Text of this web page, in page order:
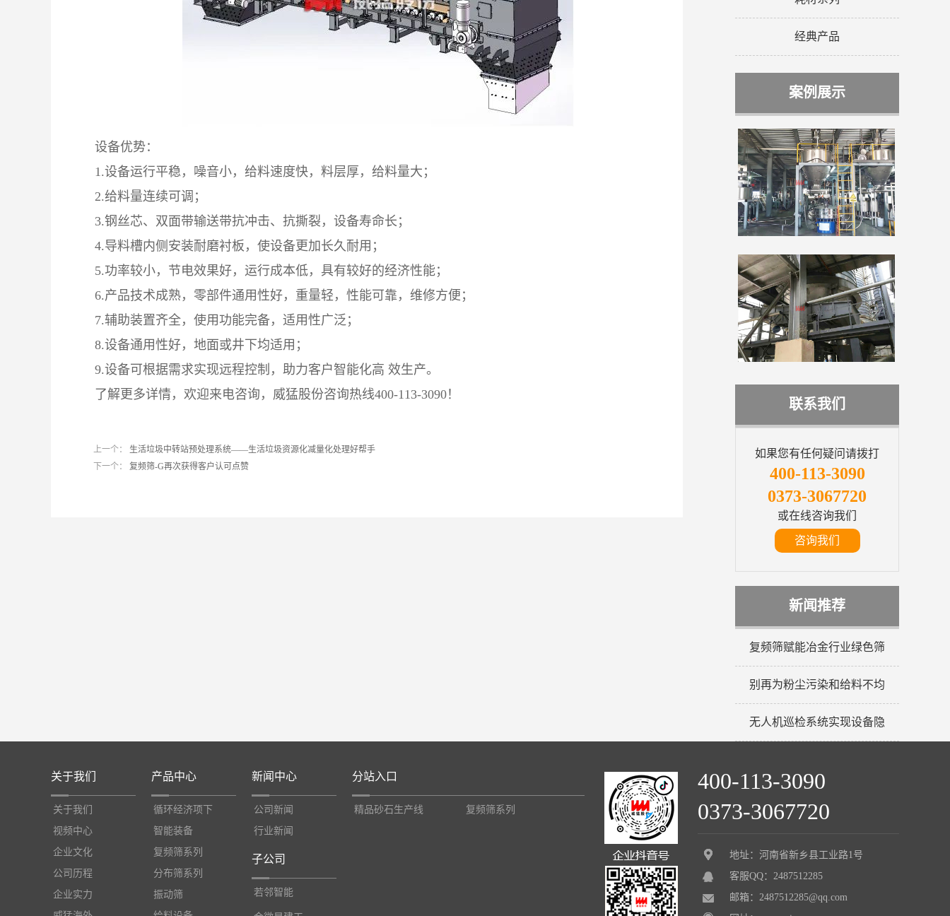
设备优势：
1.设备运行平稳，噪音小，给料速度快，料层厚，给料量大；
2.给料量连续可调；
3.钢丝芯、双面带输送带抗冲击、抗撕裂，设备寿命长；
4.导料槽内侧安装耐磨衬板，使设备更加长久耐用；
5.功率较小，节电效果好，运行成本低，具有较好的经济性能；
6.产品技术成熟，零部件通用性好，重量轻，性能可靠，维修方便；
7.辅助装置齐全，使用功能完备，适用性广泛；
8.设备通用性好，地面或井下均适用；
9.设备可根据需求实现远程控制，助力客户智能化高 效生产。
了解更多详情，欢迎来电咨询， 威猛股份咨询热线400-113-3090！
上一个：
生活垃圾中转站预处理系统——生活垃圾资源化减量化处理好帮手
下一个：
复频筛-G再次获得客户认可点赞
经典产品
案例展示
联系我们
如果您有任何疑问请拨打
400-113-3090
0373-3067720
或在线咨询我们
咨询我们
新闻推荐
复频筛赋能冶金行业绿色筛
别再为粉尘污染和给料不均
无人机巡检系统实现设备隐
关于我们
关于我们
视频中心
企业文化
公司历程
企业实力
产品中心
循环经济项下
智能装备
复频筛系列
分布筛系列
振动筛
新闻中心
公司新闻
行业新闻
子公司
若邻智能
分站入口
精品砂石生产线 复频筛系列
400-113-3090
0373-3067720
地址：河南省新乡县工业路1号
客服QQ：2487512285
邮箱：2487512285@qq.com